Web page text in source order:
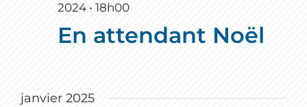
2024 • 18h00
En attendant Noël
janvier 2025